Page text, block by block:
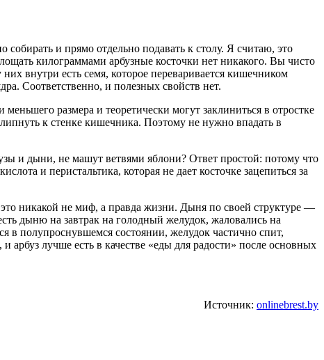
и прямо отдельно подавать к столу. Я считаю, это
килограммами арбузные косточки нет никакого. Вы чисто
внутри есть семя, которое переваривается кишечником
Соответственно, и полезных свойств нет.
размера и теоретически могут заклиниться в отростке
к стенке кишечника. Поэтому не нужно впадать в
и дыни, не машут ветвями яблони? Ответ простой: потому что
и перистальтика, которая не дает косточке зацепиться за
никакой не миф, а правда жизни. Дыня по своей структуре —
дыню на завтрак на голодный желудок, жаловались на
в полупроснувшемся состоянии, желудок частично спит,
лучше есть в качестве «еды для радости» после основных
Источник: onlinebrest.by